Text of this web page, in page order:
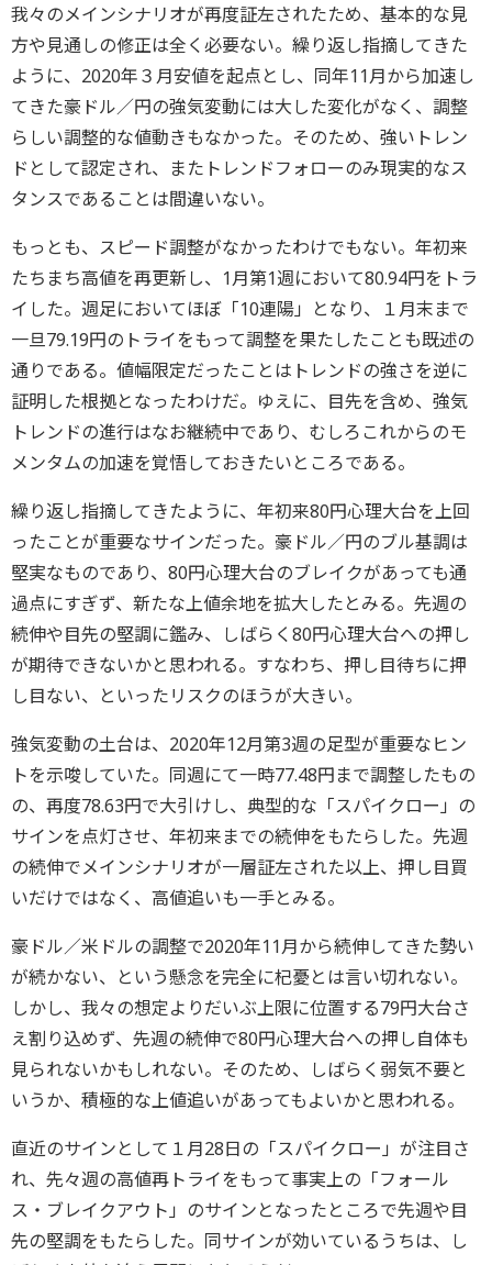
我々のメインシナリオが再度証左されたため、基本的な見
方や見通しの修正は全く必要ない。繰り返し指摘してきた
ように、2020年３月安値を起点とし、同年11月から加速し
てきた豪ドル／円の強気変動には大した変化がなく、調整
らしい調整的な値動きもなかった。そのため、強いトレン
ドとして認定され、またトレンドフォローのみ現実的なス
タンスであることは間違いない。
もっとも、スピード調整がなかったわけでもない。年初来
たちまち高値を再更新し、1月第1週において80.94円をトラ
イした。週足においてほぼ「10連陽」となり、１月末まで
一旦79.19円のトライをもって調整を果たしたことも既述の
通りである。値幅限定だったことはトレンドの強さを逆に
証明した根拠となったわけだ。ゆえに、目先を含め、強気
トレンドの進行はなお継続中であり、むしろこれからのモ
メンタムの加速を覚悟しておきたいところである。
繰り返し指摘してきたように、年初来80円心理大台を上回
ったことが重要なサインだった。豪ドル／円のブル基調は
堅実なものであり、80円心理大台のブレイクがあっても通
過点にすぎず、新たな上値余地を拡大したとみる。先週の
続伸や目先の堅調に鑑み、しばらく80円心理大台への押し
が期待できないかと思われる。すなわち、押し目待ちに押
し目ない、といったリスクのほうが大きい。
強気変動の土台は、2020年12月第3週の足型が重要なヒン
トを示唆していた。同週にて一時77.48円まで調整したもの
の、再度78.63円で大引けし、典型的な「スパイクロー」の
サインを点灯させ、年初来までの続伸をもたらした。先週
の続伸でメインシナリオが一層証左された以上、押し目買
いだけではなく、高値追いも一手とみる。
豪ドル／米ドルの調整で2020年11月から続伸してきた勢い
が続かない、という懸念を完全に杞憂とは言い切れない。
しかし、我々の想定よりだいぶ上限に位置する79円大台さ
え割り込めず、先週の続伸で80円心理大台への押し自体も
見られないかもしれない。そのため、しばらく弱気不要と
いうか、積極的な上値追いがあってもよいかと思われる。
直近のサインとして１月28日の「スパイクロー」が注目さ
れ、先々週の高値再トライをもって事実上の「フォール
ス・ブレイクアウト」のサインとなったところで先週や目
先の堅調をもたらした。同サインが効いているうちは、し